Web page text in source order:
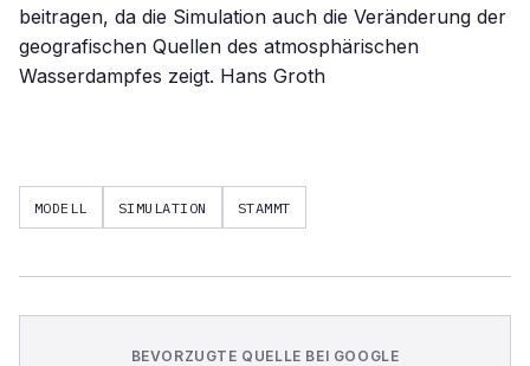
beitragen, da die Simulation auch die Veränderung der
geografischen Quellen des atmosphärischen
Wasserdampfes zeigt. Hans Groth
MODELL SIMULATION STAMMT
BEVORZUGTE QUELLE BEI GOOGLE